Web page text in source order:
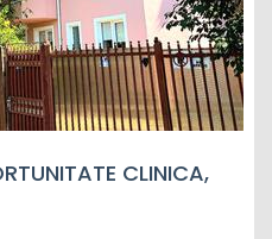
CLINICA,